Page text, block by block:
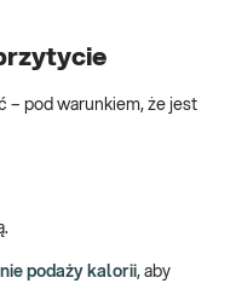
– pod warunkiem, że jest
podaży kalorii, aby